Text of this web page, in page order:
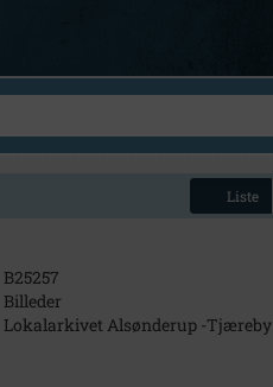
Liste
B25257
Billeder
Lokalarkivet Alsønderup -Tjæreby